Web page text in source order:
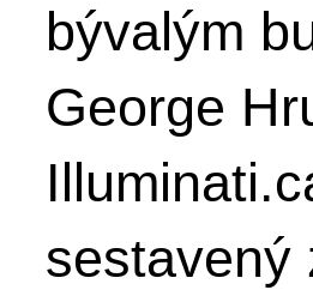
bývalým
George
sestavený